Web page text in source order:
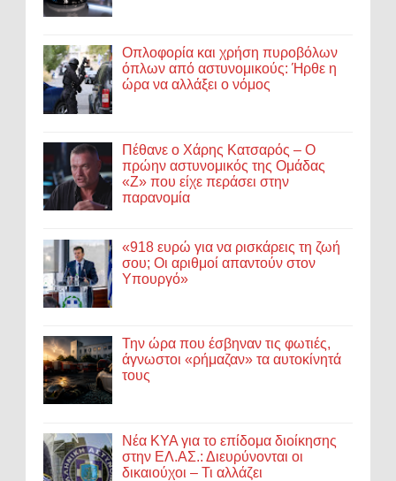
Οπλοφορία και χρήση πυροβόλων
όπλων από αστυνομικούς: Ήρθε η
ώρα να αλλάξει ο νόμος
Πέθανε ο Χάρης Κατσαρός – Ο
πρώην αστυνομικός της Ομάδας
«Ζ» που είχε περάσει στην
παρανομία
«918 ευρώ για να ρισκάρεις τη ζωή
σου; Οι αριθμοί απαντούν στον
Υπουργό»
Την ώρα που έσβηναν τις φωτιές,
άγνωστοι «ρήμαζαν» τα αυτοκίνητά
τους
Νέα ΚΥΑ για το επίδομα διοίκησης
στην ΕΛ.ΑΣ.: Διευρύνονται οι
δικαιούχοι – Τι αλλάζει